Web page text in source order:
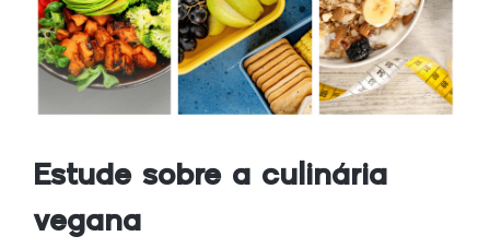
Estude sobre a culinária
vegana